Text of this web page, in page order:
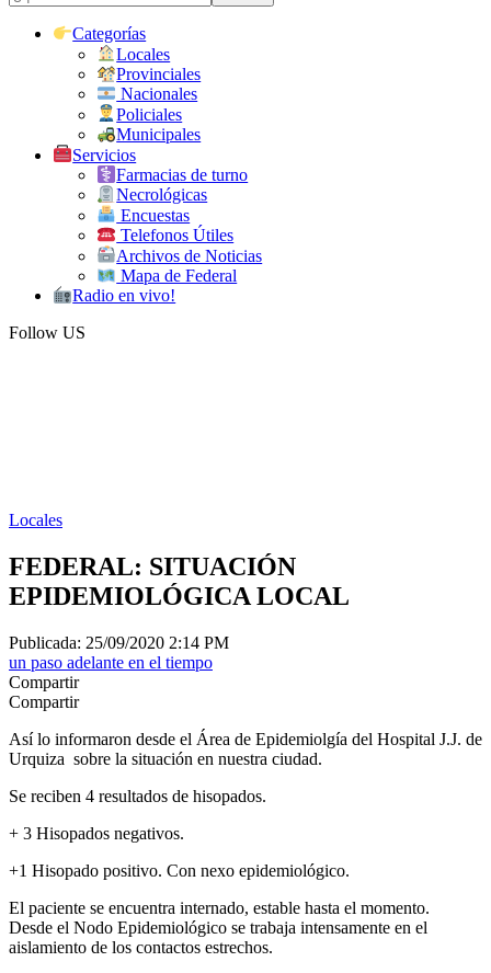
Categorías
Locales
Provinciales
Nacionales
Policiales
Municipales
Servicios
Farmacias de turno
Necrológicas
Encuestas
Telefonos Útiles
Archivos de Noticias
Mapa de Federal
Radio en vivo!
Follow US
Locales
FEDERAL: SITUACIÓN
EPIDEMIOLÓGICA LOCAL
Publicada: 25/09/2020 2:14 PM
un paso adelante en el tiempo
Compartir
Compartir
Así lo informaron desde el Área de Epidemiolgía del Hospital J.J. de
Urquiza sobre la situación en nuestra ciudad.
Se reciben 4 resultados de hisopados.
+ 3 Hisopados negativos.
+1 Hisopado positivo. Con nexo epidemiológico.
El paciente se encuentra internado, estable hasta el momento.
Desde el Nodo Epidemiológico se trabaja intensamente en el
aislamiento de los contactos estrechos.